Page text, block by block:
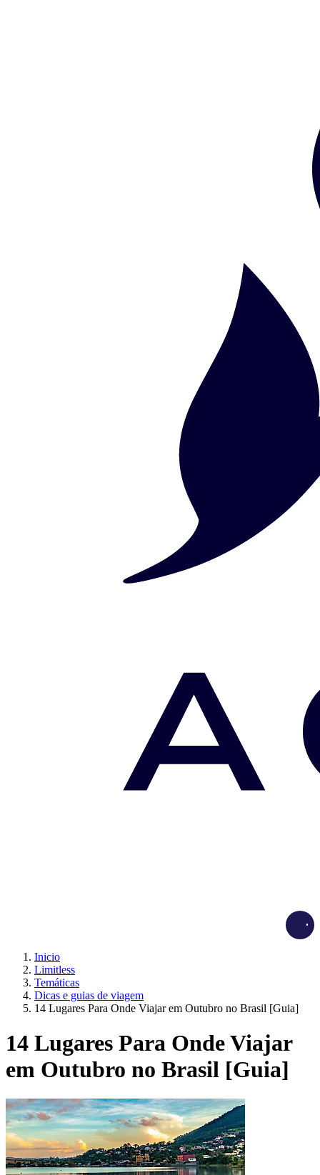
Inicio
Limitless
Temáticas
Dicas e guias de viagem
14 Lugares Para Onde Viajar em Outubro no Brasil [Guia]
14 Lugares Para Onde Viajar
em Outubro no Brasil [Guia]